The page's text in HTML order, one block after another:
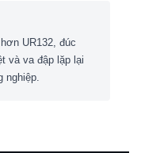
UR132, đúc
và va đập lặp lại
nghiệp.